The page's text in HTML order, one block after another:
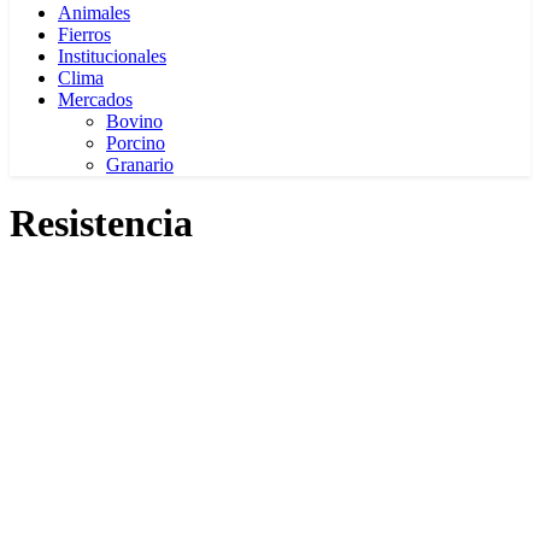
Animales
Fierros
Institucionales
Clima
Mercados
Bovino
Porcino
Granario
Resistencia